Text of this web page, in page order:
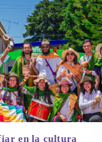
en la cultura